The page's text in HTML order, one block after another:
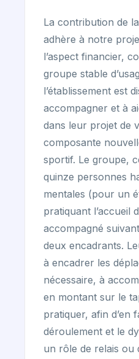
La contribution de
adhère à notre
l’aspect financier,
groupe stable
l’établissement est
accompagner et à
dans leur projet de
composante
sportif. Le groupe,
quinze personnes
mentales (pour un
pratiquant l’accueil
accompagné
deux encadrants.
à encadrer les
nécessaire, à
en montant sur le
pratiquer, afin d’en
déroulement et le
un rôle de relais ou